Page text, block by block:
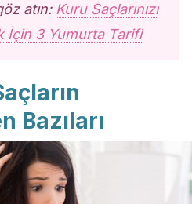
atın: Kuru Saçlarınızı
İçin 3 Yumurta Tarifi
Bazıları